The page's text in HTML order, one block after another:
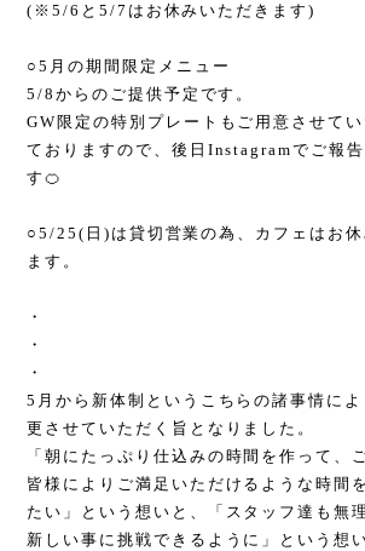
(※5/6と5/7はお休みいただきます)
○5月の期間限定メニュー
5/8からのご提供予定です。
GW限定の特別プレートもご用意させて
ておりますので、後日Instagramでご報告
す🍊
○5/25(日)は貸切営業の為、カフェはお休
ます。
・
・
・
5月から新体制というこちらの諸事情に
更させていただく旨となりました。
「朝にたっぷり仕込みの時間を作って、
皆様によりご満足いただけるような時間
たい」という想いと、「スタッフ達も無
新しい事に挑戦できるように」という想